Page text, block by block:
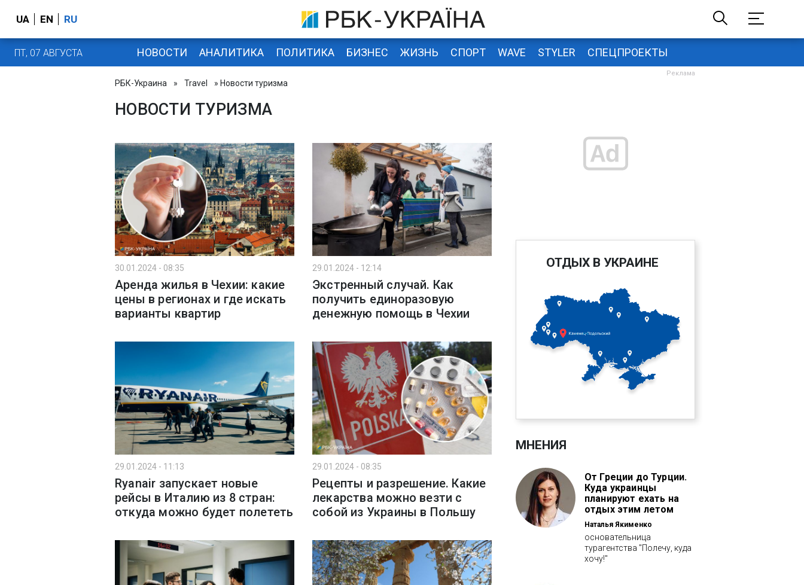
UA EN RU
ПТ, 07 АВГУСТА НОВОСТИ АНАЛИТИКА ПОЛИТИКА БИЗНЕС ЖИЗНЬ СПОРТ WAVE STYLER СПЕЦПРОЕКТЫ
РБК-Украина » Travel » Новости туризма
НОВОСТИ ТУРИЗМА
30.01.2024 - 08:35
Аренда жилья в Чехии: какие
цены в регионах и где искать
варианты квартир
29.01.2024 - 12:14
Экстренный случай. Как
получить единоразовую
денежную помощь в Чехии
29.01.2024 - 11:13
Ryanair запускает новые
рейсы в Италию из 8 стран:
откуда можно будет полететь
29.01.2024 - 08:35
Рецепты и разрешение. Какие
лекарства можно везти с
собой из Украины в Польшу
ОТДЫХ В УКРАИНЕ
МНЕНИЯ
От Греции до Турции.
Куда украинцы
планируют ехать на
отдых этим летом
Наталья Якименко
основательница
турагентства "Полечу, куда
хочу!"